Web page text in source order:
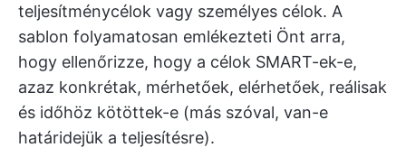
teljesítménycélok vagy személyes célok. A
sablon folyamatosan emlékezteti Önt arra,
hogy ellenőrizze, hogy a célok SMART-ek-e,
azaz konkrétak, mérhetőek, elérhetőek, reálisak
és időhöz kötöttek-e (más szóval, van-e
határidejük a teljesítésre).